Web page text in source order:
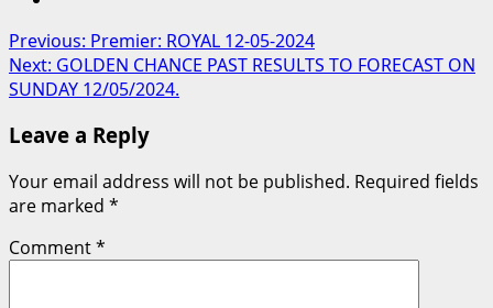
Post
navigation
Previous: Premier: ROYAL 12-05-2024
Next: GOLDEN CHANCE PAST RESULTS TO FORECAST ON
SUNDAY 12/05/2024.
Leave a Reply
Your email address will not be published. Required fields
are marked *
Comment*